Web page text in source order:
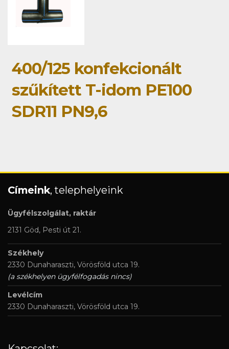
400/125 konfekcionált
szűkített T-idom PE100
SDR11 PN9,6
Címeink, telephelyeink
Ügyfélszolgálat, raktár
2131 Göd, Pesti út 21.
Székhely
2330 Dunaharaszti, Vörösföld utca 19.
(a székhelyen ügyfélfogadás nincs)
Levélcím
2330 Dunaharaszti, Vörösföld utca 19.